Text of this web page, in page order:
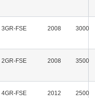
3GR-FSE 2008 3000
2GR-FSE 2008 3500
4GR-FSE 2012 2500